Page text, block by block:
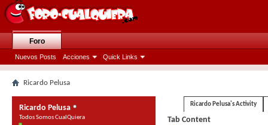
Foro
Nuevos Posts Acciones Quick Links
Ricardo Pelusa
Ricardo Pelusa
Todos Somos CualQuiera
Ricardo Pelusa's Activity
Tab Content